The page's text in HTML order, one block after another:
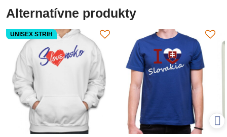
Alternatívne produkty
UNISEX STRIH